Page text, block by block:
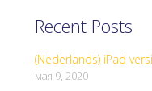
Recent Posts
(Nederlands) iPad
мая 9, 2020